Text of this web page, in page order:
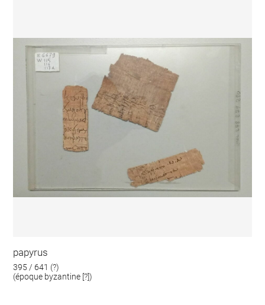
papyrus
395 / 641 (?)
(époque byzantine [?])